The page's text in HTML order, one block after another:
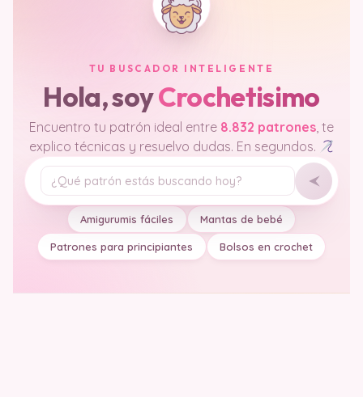
TU BUSCADOR INTELIGENTE
Hola, soyCrochetisimo
Encuentro tu patrón ideal entre 8.832 patrones, te
explico técnicas y resuelvo dudas. En segundos.
Tu pregunta
Amigurumis fáciles Mantas de bebé
Patrones para principiantes Bolsos en crochet